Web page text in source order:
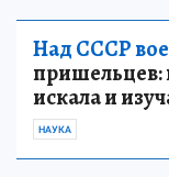
Над СССР
пришельцев:
искала и
НАУКА